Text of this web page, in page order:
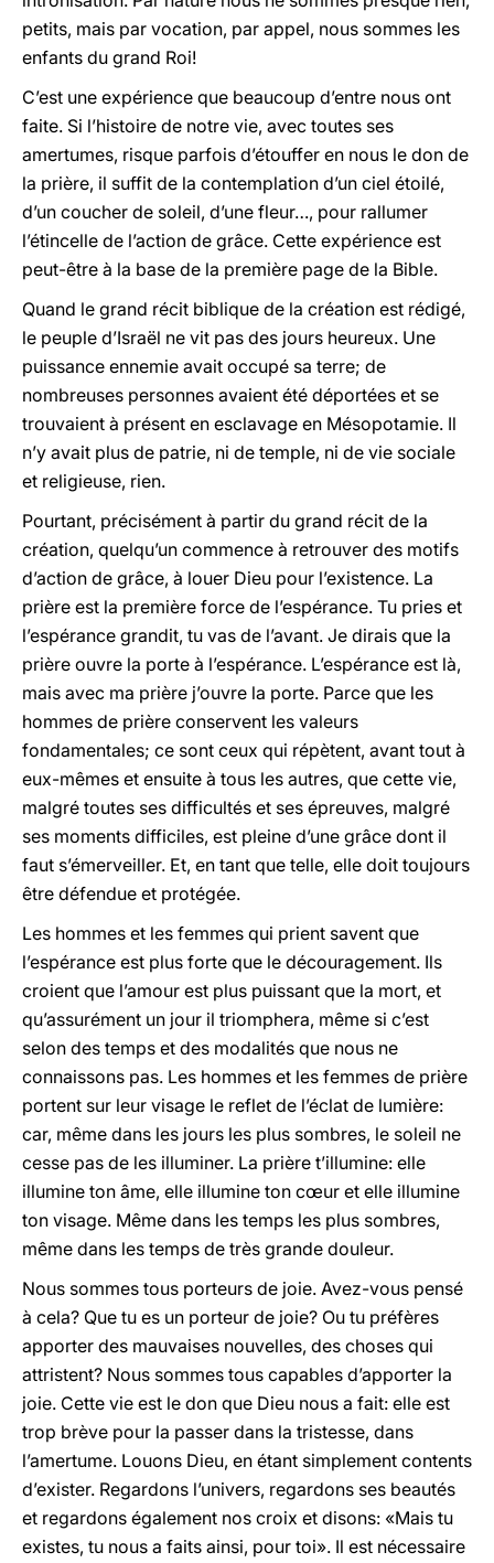
petits, mais par vocation, par appel, nous sommes les
enfants du grand Roi!
C’est une expérience que beaucoup d’entre nous ont
faite. Si l’histoire de notre vie, avec toutes ses
amertumes, risque parfois d’étouffer en nous le don de
la prière, il suffit de la contemplation d’un ciel étoilé,
d’un coucher de soleil, d’une fleur…, pour rallumer
l’étincelle de l’action de grâce. Cette expérience est
peut-être à la base de la première page de la Bible.
Quand le grand récit biblique de la création est rédigé,
le peuple d’Israël ne vit pas des jours heureux. Une
puissance ennemie avait occupé sa terre; de
nombreuses personnes avaient été déportées et se
trouvaient à présent en esclavage en Mésopotamie. Il
n’y avait plus de patrie, ni de temple, ni de vie sociale
et religieuse, rien.
Pourtant, précisément à partir du grand récit de la
création, quelqu’un commence à retrouver des motifs
d’action de grâce, à louer Dieu pour l’existence. La
prière est la première force de l’espérance. Tu pries et
l’espérance grandit, tu vas de l’avant. Je dirais que la
prière ouvre la porte à l’espérance. L’espérance est là,
mais avec ma prière j’ouvre la porte. Parce que les
hommes de prière conservent les valeurs
fondamentales; ce sont ceux qui répètent, avant tout à
eux-mêmes et ensuite à tous les autres, que cette vie,
malgré toutes ses difficultés et ses épreuves, malgré
ses moments difficiles, est pleine d’une grâce dont il
faut s’émerveiller. Et, en tant que telle, elle doit toujours
être défendue et protégée.
Les hommes et les femmes qui prient savent que
l’espérance est plus forte que le découragement. Ils
croient que l’amour est plus puissant que la mort, et
qu’assurément un jour il triomphera, même si c’est
selon des temps et des modalités que nous ne
connaissons pas. Les hommes et les femmes de prière
portent sur leur visage le reflet de l’éclat de lumière:
car, même dans les jours les plus sombres, le soleil ne
cesse pas de les illuminer. La prière t’illumine: elle
illumine ton âme, elle illumine ton cœur et elle illumine
ton visage. Même dans les temps les plus sombres,
même dans les temps de très grande douleur.
Nous sommes tous porteurs de joie. Avez-vous pensé
à cela? Que tu es un porteur de joie? Ou tu préfères
apporter des mauvaises nouvelles, des choses qui
attristent? Nous sommes tous capables d’apporter la
joie. Cette vie est le don que Dieu nous a fait: elle est
trop brève pour la passer dans la tristesse, dans
l’amertume. Louons Dieu, en étant simplement contents
d’exister. Regardons l’univers, regardons ses beautés
et regardons également nos croix et disons: «Mais tu
existes, tu nous a faits ainsi, pour toi». Il est nécessaire